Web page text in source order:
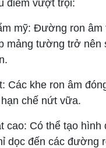
điểm vượt trội:
mỹ: Đường ron âm
mảng tường trở nên
Các khe ron âm
chế nứt vữa.
cao: Có thể tạo hình
dọc đến các đường